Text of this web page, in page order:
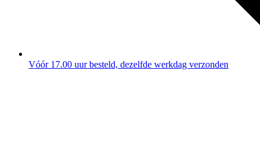
Vóór 17.00 uur besteld, dezelfde werkdag verzonden